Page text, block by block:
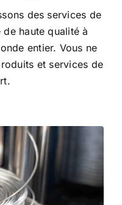
des services de
haute qualité à
entier. Vous ne
et services de